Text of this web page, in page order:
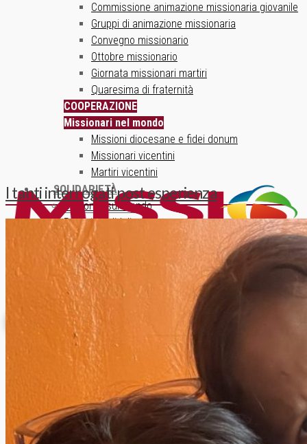
Commissione animazione missionaria giovanile
Gruppi di animazione missionaria
Convegno missionario
Ottobre missionario
Giornata missionari martiri
Quaresima di fraternità
COOPERAZIONE
Missionari nel mondo
Missioni diocesane e fidei donum
Missionari vicentini
Martiri vicentini
SOLIDARIETÀ
Un ponte sul mondo
Progetti solidali
Donazioni
INFORMAZIONE
Archivio News
Lunedì della Missione
Archivio Audio
Archivio Chiesa Viva
Link CMD
CONTATTI
ISCRIZIONE NEWSLETTER
I tanti interrogati post esperienza